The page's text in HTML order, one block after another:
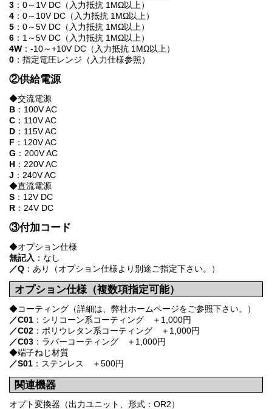
3 ：0～1V DC（入力抵抗 1MΩ以上）
4 ：0～10V DC（入力抵抗 1MΩ以上）
5 ：0～5V DC（入力抵抗 1MΩ以上）
6 ：1～5V DC（入力抵抗 1MΩ以上）
4W ：-10～+10V DC（入力抵抗 1MΩ以上）
0 ：指定電圧レンジ（入力仕様参照）
②供給電源
◆交流電源
B ：100V AC
C ：110V AC
D ：115V AC
F ：120V AC
G ：200V AC
H ：220V AC
J ：240V AC
◆直流電源
S ：12V DC
R ：24V DC
③付加コード
◆オプション仕様
無記入 ：なし
／Q ：あり（オプション仕様より別途ご指定下さい。）
オプション仕様（複数項指定可能）
◆コーティング（詳細は、弊社ホームページをご参照下さい。）
／C01 ：シリコーン系コーティング ＋1,000円
／C02 ：ポリウレタン系コーティング ＋1,000円
／C03 ：ラバーコーティング ＋1,000円
◆端子ねじ材質
／S01 ：ステンレス ＋500円
関連機器
オプト変換器（出力ユニット、形式：OR2）